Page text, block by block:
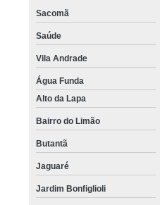
Sacomã
Saúde
Vila Andrade
Água Funda
Alto da Lapa
Bairro do Limão
Butantã
Jaguaré
Jardim Bonfiglioli